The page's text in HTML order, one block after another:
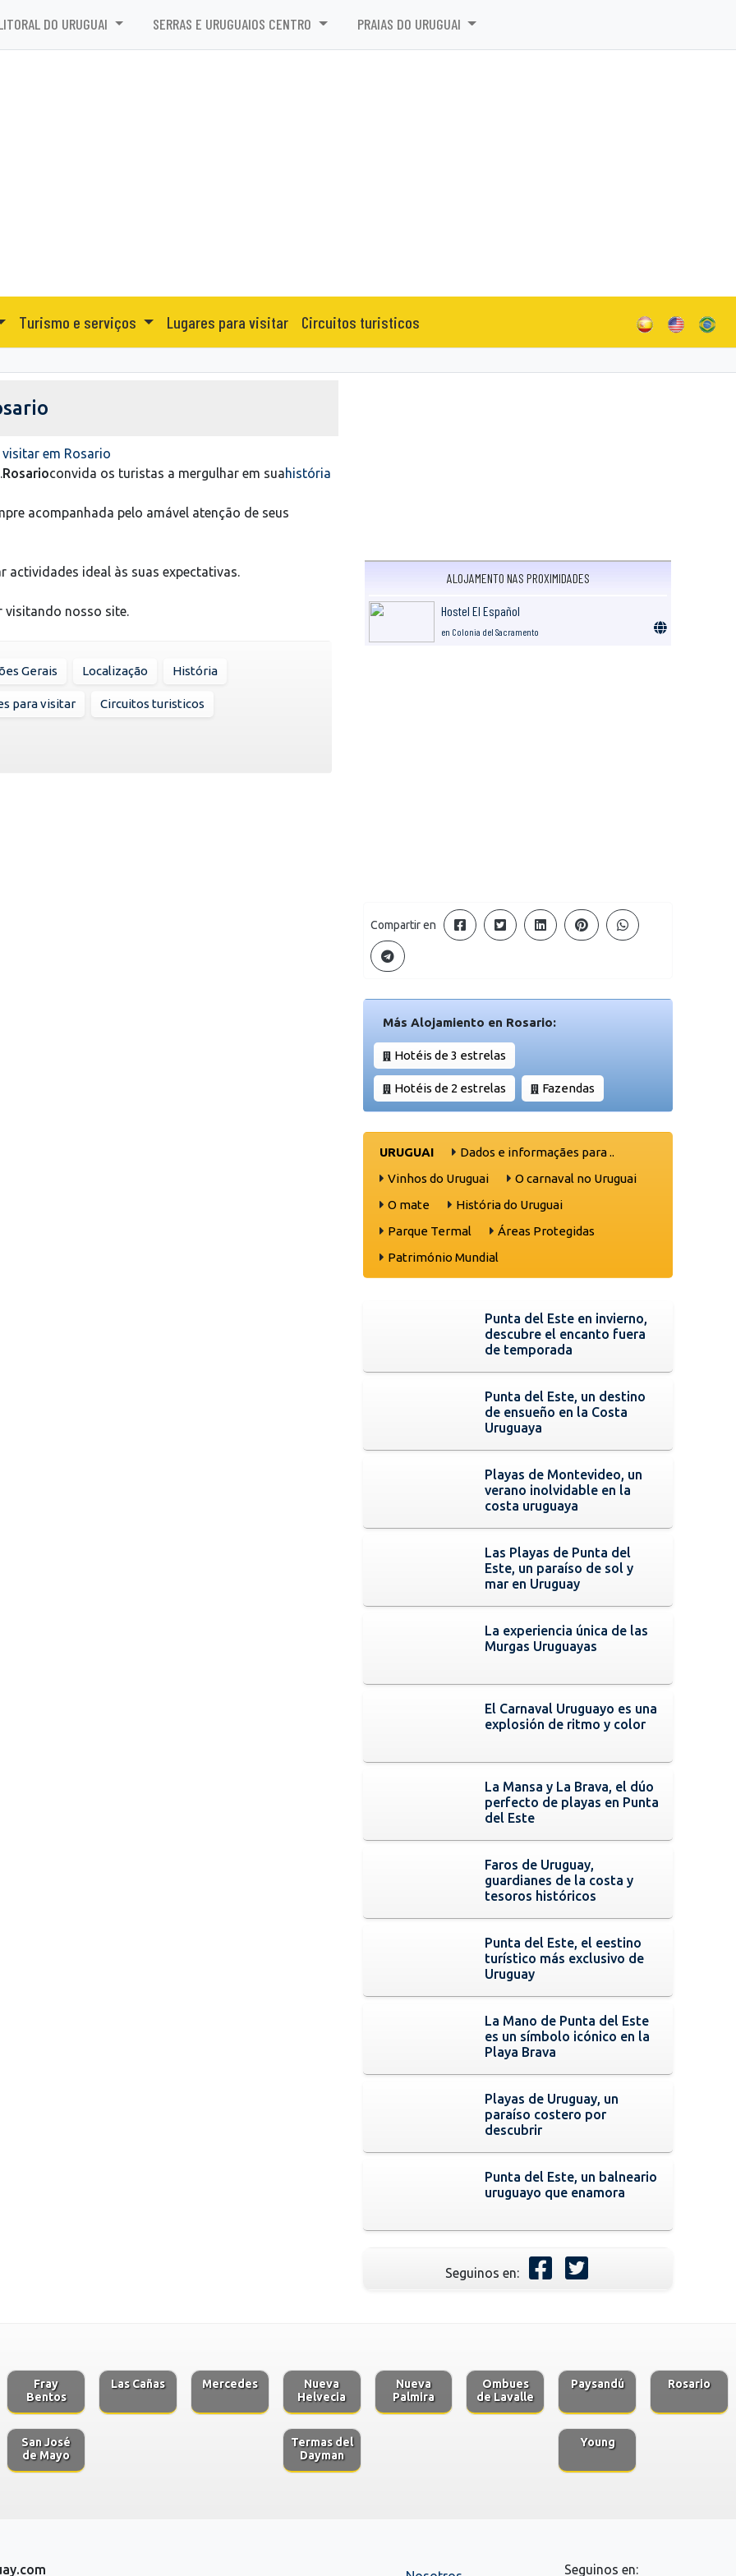
DO URUGUAI SERRAS E URUGUAIOS CENTRO PRAIAS DO URUGUAI
Turismo e serviços Lugares para visitar Circuitos turisticos
em Rosario
Rosarioconvida os turistas a mergulhar em suahistória
acompanhada pelo amável atenção de seus
actividades ideal às suas expectativas.
visitando nosso site.
Gerais Localização História
para visitar Circuitos turisticos
ALOJAMENTO NAS PROXIMIDADES
Hostel El Español
en Colonia del Sacramento
Compartir en
Más Alojamiento en Rosario:
Hotéis de 3 estrelas
Hotéis de 2 estrelas Fazendas
URUGUAI
Dados e informaçães para ..
Vinhos do Uruguai
O carnaval no Uruguai
O mate
História do Uruguai
Parque Termal
Áreas Protegidas
Património Mundial
Punta del Este en invierno,
descubre el encanto fuera
de temporada
Punta del Este, un destino
de ensueño en la Costa
Uruguaya
Playas de Montevideo, un
verano inolvidable en la
costa uruguaya
Las Playas de Punta del
Este, un paraíso de sol y
mar en Uruguay
La experiencia única de las
Murgas Uruguayas
El Carnaval Uruguayo es una
explosión de ritmo y color
La Mansa y La Brava, el dúo
perfecto de playas en Punta
del Este
Faros de Uruguay,
guardianes de la costa y
tesoros históricos
Punta del Este, el eestino
turístico más exclusivo de
Uruguay
La Mano de Punta del Este
es un símbolo icónico en la
Playa Brava
Playas de Uruguay, un
paraíso costero por
descubrir
Punta del Este, un balneario
uruguayo que enamora
Seguinos en:
Fray
Bentos
Las Cañas Mercedes
Nueva
Helvecia
Nueva
Palmira
Ombues
de Lavalle
Paysandú Rosario
San José
de Mayo
Termas del
Dayman
Young
Seguinos en: